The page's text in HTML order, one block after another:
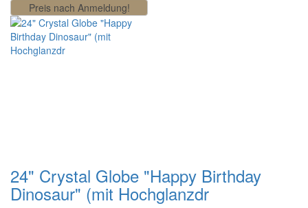
24" Crystal Globe "Happy Birthday
Dinosaur" (mit Hochglanzdr